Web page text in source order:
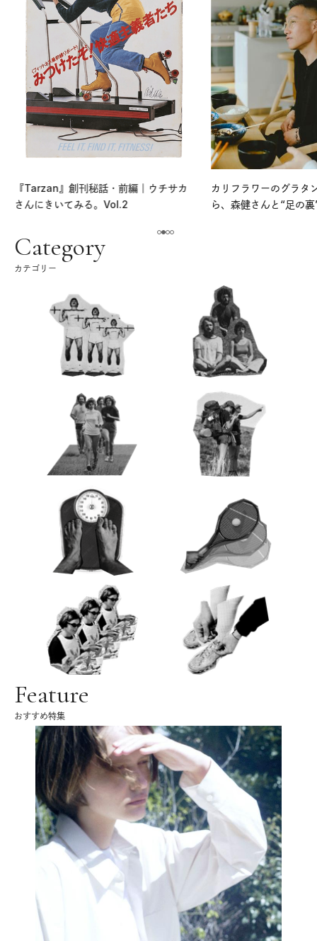
『Tarzan』創刊秘話・前編｜ウチサカ
さんにきいてみる。Vol.2
カリフラワーのグラタ
ら、森健さんと“足の
Category
カテゴリー
Feature
おすすめ特集